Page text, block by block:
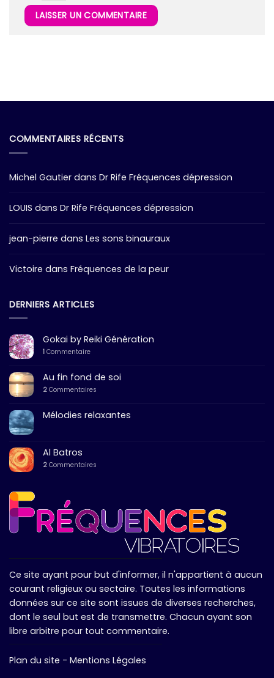
COMMENTAIRES RÉCENTS
Michel Gautier dans Dr Rife Fréquences dépression
LOUIS dans Dr Rife Fréquences dépression
jean-pierre dans Les sons binauraux
Victoire dans Fréquences de la peur
DERNIERS ARTICLES
Gokai by Reiki Génération
1 Commentaire
Au fin fond de soi
2 Commentaires
Mélodies relaxantes
Al Batros
2 Commentaires
Ce site ayant pour but d'informer, il n'appartient à aucun
courant religieux ou sectaire. Toutes les informations
données sur ce site sont issues de diverses recherches,
dont le seul but est de transmettre. Chacun ayant son
libre arbitre pour tout commentaire.
Plan du site - Mentions Légales